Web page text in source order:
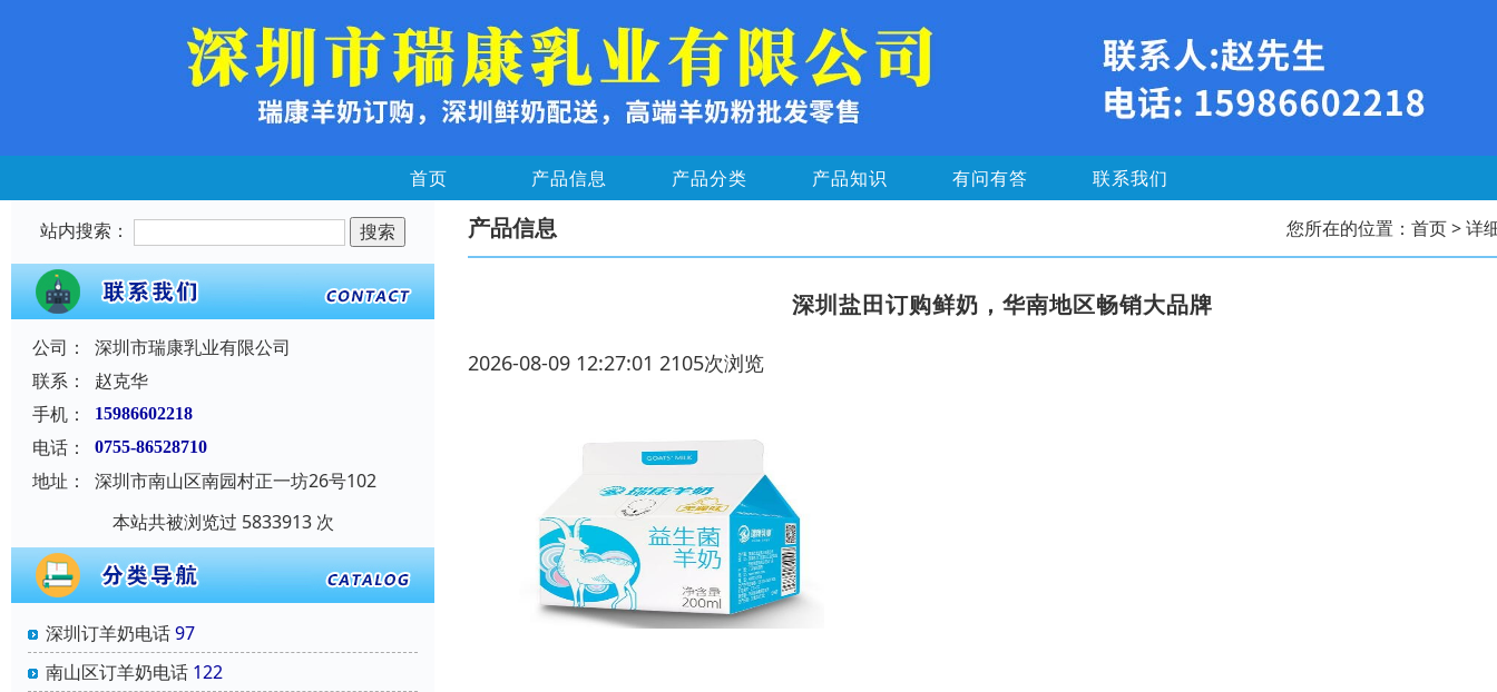
首页 产品信息 产品分类 产品知识 有问有答 联系我们
站内搜索：
公司：
深圳市瑞康乳业有限公司
联系：
赵克华
手机：
15986602218
电话： 0755-86528710
地址：
深圳市南山区南园村正一坊26号102
本站共被浏览过 5833913 次
深圳订羊奶电话97
南山区订羊奶电话 122
产品信息 您所在的位置： 首页> 详
深圳盐田订购鲜奶，华南地区畅销大品牌
2026-08-09 12:27:01 2105次浏览